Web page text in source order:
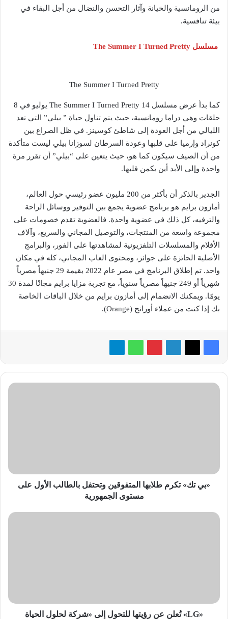
من الرومانسية والخيانة وآثار التحسن والنضال من أجل البقاء في
بيئة تنافسية.
مسلسل The Summer I Turned Pretty
The Summer I Turned Pretty
كما بدأ عرض مسلسل The Summer I Turned Pretty 14 يوليو في 8
حلقات وهي دراما رومانسية، حيث يتم تناول حياة ” بيلي” التي تعد
الليالي من أجل العودة إلى شاطئ كوسينز. في ظل الصراع بين
كونراد وإرميا على قلبها وعودة السرطان لسوزانا بيلي ليست متأكدة
من أن الصيف سيكون كما هو، حيث يتعين على “بيلي” أن تقرر مرة
واحدة وإلى الأبد أين يكمن قلبها.
الجدير بالذكر أن بأكثر من 200 مليون عضو رئيسي حول العالم،
أمازون برايم هو برنامج عضوية يجمع بين التوفير ووسائل الراحة
والترفيه، كل ذلك في عضوية واحدة. فالعضوية تقدم خصومات على
مجموعة واسعة من المنتجات، والتوصيل المجاني والسريع، وآلاف
الأفلام والمسلسلات التلفزيونية لمشاهدتها على الفور، والبرامج
الأصلية الحائزة على جوائز، ومحتوى العاب المجاني، كله في مكان
واحد. تم إطلاق البرنامج في مصر عام 2022 بقيمة 29 جنيهاً مصرياً
شهرياً أو 249 جنيهاً مصرياً سنوياً، مع تجربة مزايا برايم مجانًا لمدة 30
يومًا. ويمكنك الانضمام إلى أمازون برايم من خلال الباقات الخاصة
بك إذا كنت من عملاء أورانج (Orange).
«بي
على
مستوى«بي تك» تكرم طلابها المتفوقين وتحتفل بالطالب الأول على
مستوى الجمهورية
الحياة
الذكية»
«LG» تُعلن عن رؤيتها للتحول إلى «شركة لحلول الحياة